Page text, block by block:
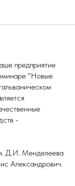
предприятие
"Новые
-
Д.И. Менделеева
Александрович.